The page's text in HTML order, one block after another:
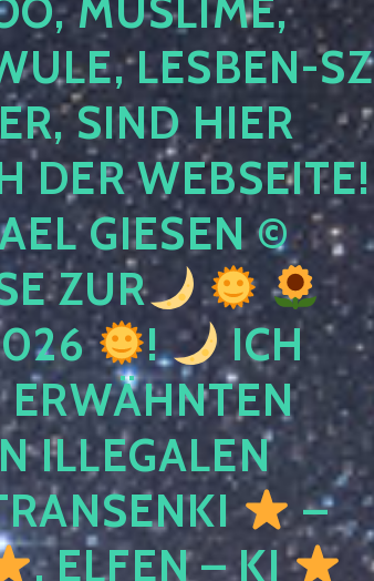
MUSLIME,
LESBEN-
SIND HIER
DER WEBSEITE!
GIESEN ©
ZUR
!
ICH
ILLEGALEN
–
, ELFEN – KI